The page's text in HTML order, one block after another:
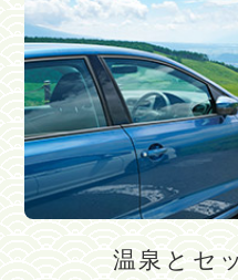
温泉とセ